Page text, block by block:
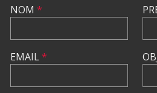
NOM *
EMAIL*